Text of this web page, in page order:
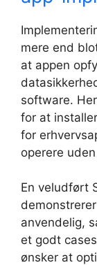
mere end
at appen
software.
for at
for
operere
En veludført
anvendelig,
et godt
ønsker at